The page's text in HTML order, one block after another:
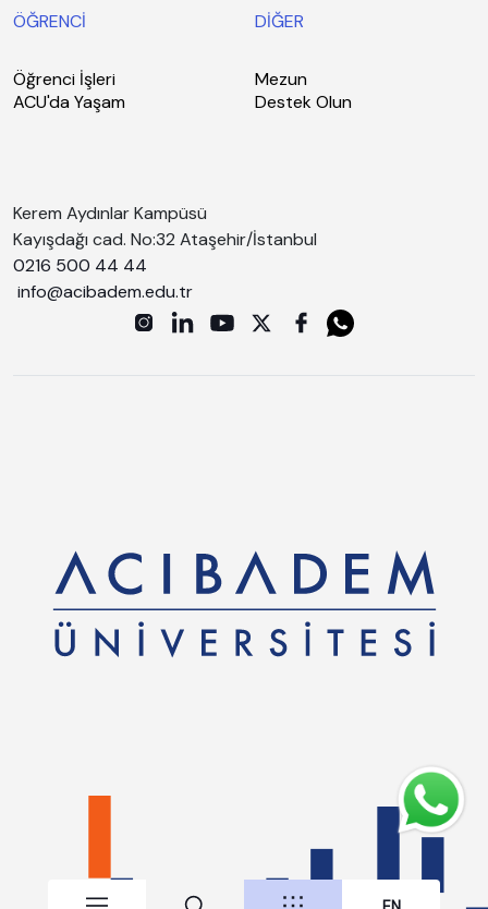
ÖĞRENCİ
Öğrenci İşleri
ACU'da Yaşam
DİĞER
Mezun
Destek Olun
Kerem Aydınlar Kampüsü
Kayışdağı cad. No:32 Ataşehir/İstanbul
0216 500 44 44
info@acibadem.edu.tr